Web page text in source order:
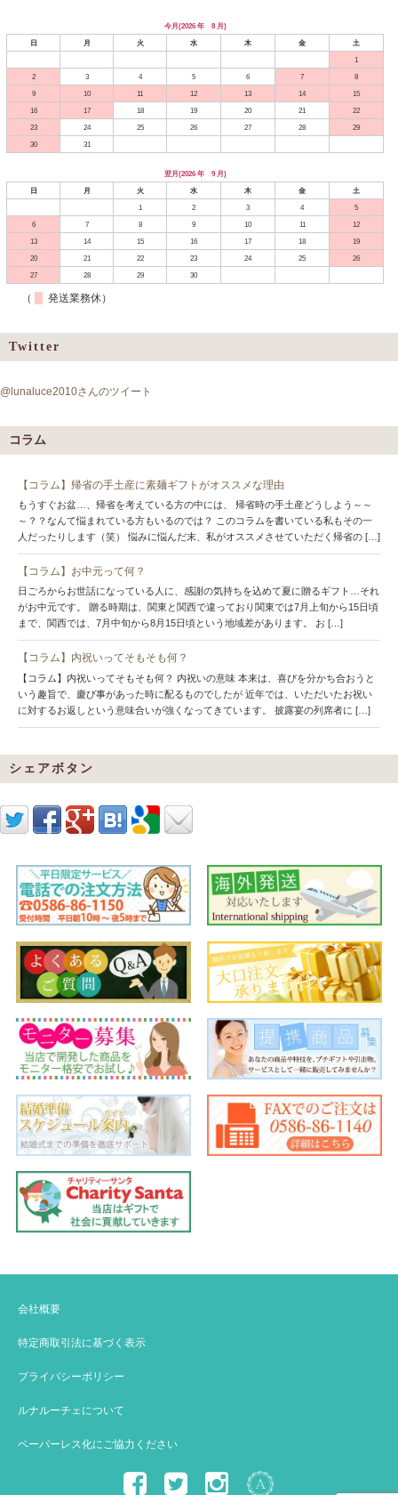
今月(2026 年 8 月)
日
月 火 水 木 金
土
1
2
3 4 5 6 7
8
9
10 11 12 13 14
15
16
17 18 19 20 21
22
23
24 25 26 27 28
29
30
31
翌月(2026 年 9 月)
日
月 火 水 木 金
土
1
2 3 4
5
6
7 8 9 10 11
12
13
14 15 16 17 18
19
20
21 22 23 24 25
26
27
28 29 30
（ 発送業務休）
Twitter
@lunaluce2010さんのツイート
コラム
【コラム】帰省の手土産に素麺ギフトがオススメな理由
もうすぐお盆…、帰省を考えている方の中には、 帰省時の手土産どうしよう～～
～？？なんて悩まれている方もいるのでは？ このコラムを書いている私もその一
人だったりします（笑） 悩みに悩んだ末、私がオススメさせていただく帰省の […]
【コラム】お中元って何？
日ごろからお世話になっている人に、感謝の気持ちを込めて夏に贈るギフト…それ
がお中元です。 贈る時期は、関東と関西で違っており関東では7月上旬から15日頃
まで、関西では、7月中旬から8月15日頃という地域差があります。 お […]
【コラム】内祝いってそもそも何？
【コラム】内祝いってそもそも何？ 内祝いの意味 本来は、喜びを分かち合おうと
いう趣旨で、慶び事があった時に配るものでしたが 近年では、いただいたお祝い
に対するお返しという意味合いが強くなってきています。 披露宴の列席者に […]
シェアボタン
会社概要
特定商取引法に基づく表示
プライバシーポリシー
ルナルーチェについて
ペーパーレス化にご協力ください